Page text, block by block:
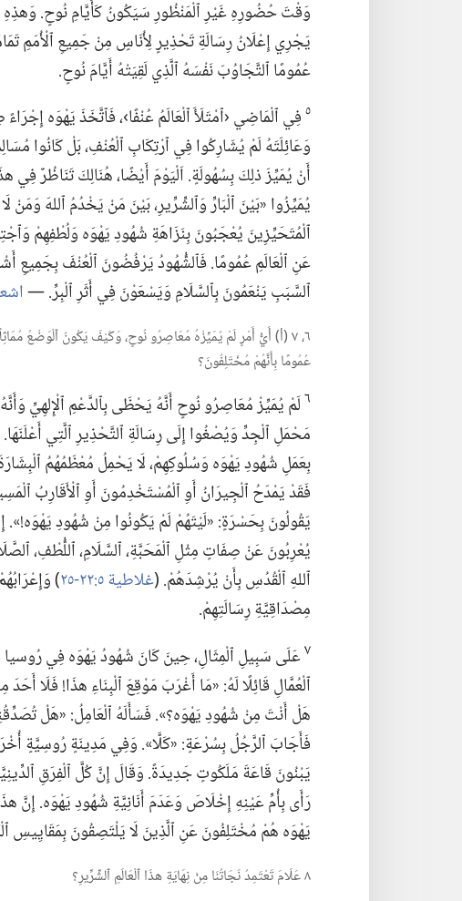
يَجْرِي إِعْلَانُ رِسَالَةِ تَحْذِيرٍ لِأُنَاسٍ مِنْ جَمِيعِ ٱلْأُمَمِ
عُمُومًا ٱلتَّجَاوُبَ نَفْسَهُ ٱلَّذِي لَقِيَتْهُ أَيَّامَ نُوحٍ.‏
٥فِي ٱلْمَاضِي ‹ٱمْتَلَأَ ٱلْعَالَمُ عُنْفًا›،‏ فَٱتَّخَذَ يَهْوَه
وَعَائِلَتَهُ لَمْ يُشَارِكُوا فِي ٱرْتِكَابِ ٱلْعُنْفِ،‏ بَلْ كَانُوا
أَنْ يُمَيِّزَ ذلِكَ بِسُهُولَةٍ.‏ اَلْيَوْمَ أَيْضًا،‏ هُنَالِكَ تَنَاظُرٌ فِي
يُمَيِّزُوا «بَيْنَ ٱلْبَارِّ وَٱلشِّرِّيرِ،‏ بَيْنَ مَنْ يَخْدُمُ ٱللهَ وَمَنْ
ٱلْمُتَحَيِّزِينَ يُعْجَبُونَ بِنَزَاهَةِ شُهُودِ يَهْوَه وَلُطْفِهِمْ
عَنِ ٱلْعَالَمِ عُمُومًا.‏ فَٱلشُّهُودُ يَرْفُضُونَ ٱلْعُنْفَ بِجَمِيعِ
ٱلسَّبَبِ يَنْعَمُونَ بِٱلسَّلَامِ وَيَسْعَوْنَ فِي أَثَرِ ٱلْبِرِّ.‏ —‏اشعيا
٦،‏ ٧ (‏أ)‏ أَيُّ أَمْرٍ لَمْ يُمَيِّزْهُ مُعَاصِرُو نُوحٍ،‏ وَكَيْفَ يَكُونُ ٱلْوَضْعُ
عُمُومًا بِأَنَّهُمْ مُخْتَلِفُونَ؟‏
٦لَمْ يُمَيِّزْ مُعَاصِرُو نُوحٍ أَنَّهُ يَحْظَى بِٱلدَّعْمِ ٱلْإِلهِيِّ
مَحْمَلِ ٱلْجِدِّ وَيُصْغُوا إِلَى رِسَالَةِ ٱلتَّحْذِيرِ ٱلَّتِي
بِعَمَلِ شُهُودِ يَهْوَه وَسُلُوكِهِمْ،‏ لَا يَحْمِلُ مُعْظَمُهُمُ
فَقَدْ يَمْدَحُ ٱلْجِيرَانُ أَوِ ٱلْمُسْتَخْدِمُونَ أَوِ ٱلْأَقَارِبُ
يَقُولُونَ بِحَسْرَةٍ:‏ «لَيْتَهُمْ لَمْ يَكُونُوا مِنْ شُهُودِ
يُعْرِبُونَ عَنْ صِفَاتٍ مِثْلِ ٱلْمَحَبَّةِ،‏ ٱلسَّلَامِ،‏ ٱللُّطْفِ،‏
ٱللهِ ٱلْقُدُسِ بِأَنْ يُرْشِدَهُمْ.‏ (‏غلاطية ٥:‏٢٢-‏٢٥
‏)‏
مِصْدَاقِيَّةِ رِسَالَتِهِمْ.‏
٧عَلَى سَبِيلِ ٱلْمِثَالِ،‏ حِينَ كَانَ شُهُودُ يَهْوَه فِي
ٱلْعُمَّالِ قَائِلًا لَهُ:‏ «مَا أَغْرَبَ مَوْقِعَ ٱلْبِنَاءِ هذَا!‏ فَلَا
هَلْ أَنْتَ مِنْ شُهُودِ يَهْوَه؟‏».‏ فَسَأَلَهُ ٱلْعَامِلُ:‏ «هَلْ
فَأَجَابَ ٱلرَّجُلُ بِسُرْعَةٍ:‏ «كَلَّا».‏ وَفِي مَدِينَةٍ رُوسِيَّةٍ
يَبْنُونَ قَاعَةَ مَلَكُوتٍ جَدِيدَةً.‏ وَقَالَ إِنَّ كُلَّ ٱلْفِرَقِ
رَأَى بِأُمِّ عَيْنِهِ إِخْلَاصَ وَعَدَمَ أَنَانِيَّةِ شُهُودِ يَهْوَه.‏ إِنَّ
يَهْوَه هُمْ مُخْتَلِفُونَ عَنِ ٱلَّذِينَ لَا يَلْتَصِقُونَ بِمَقَايِيسِ
٨ عَلَامَ تَعْتَمِدُ نَجَاتُنَا مِنْ نِهَايَةِ هذَا ٱلْعَالَمِ ٱلشِّرِّيرِ؟‏